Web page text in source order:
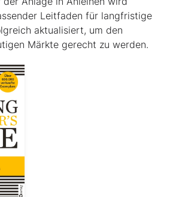
Leitfaden für langfristige
aktualisiert, um den
Märkte gerecht zu werden.